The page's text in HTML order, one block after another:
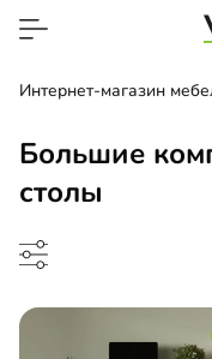
Интернет-магазин
Большие
столы